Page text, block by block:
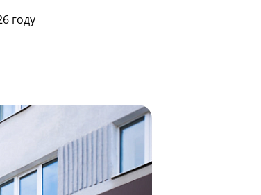
году